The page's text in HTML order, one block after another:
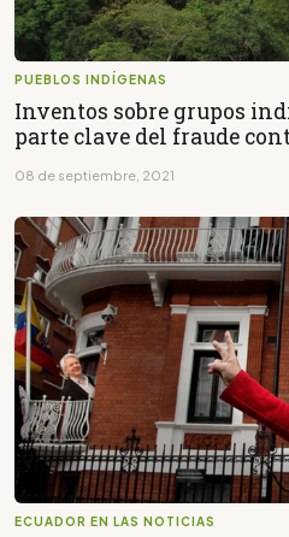
PUEBLOS INDÍGENAS
Inventos sobre grupos
parte clave del fraude
08 de septiembre, 2021
ECUADOR EN LAS NOTICIAS